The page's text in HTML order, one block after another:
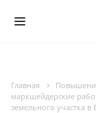
Главная
маркшейдерские
земельного участка в